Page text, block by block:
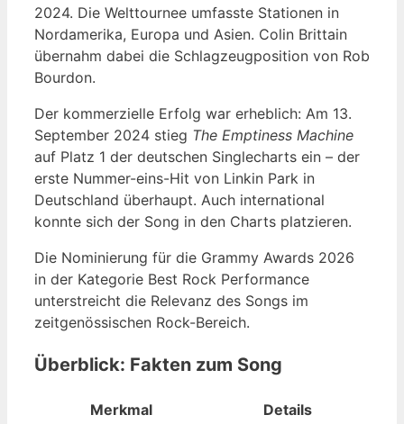
2024. Die Welttournee umfasste Stationen in
Nordamerika, Europa und Asien. Colin Brittain
übernahm dabei die Schlagzeugposition von Rob
Bourdon.
Der kommerzielle Erfolg war erheblich: Am 13.
September 2024 stieg The Emptiness Machine
auf Platz 1 der deutschen Singlecharts ein – der
erste Nummer-eins-Hit von Linkin Park in
Deutschland überhaupt. Auch international
konnte sich der Song in den Charts platzieren.
Die Nominierung für die Grammy Awards 2026
in der Kategorie Best Rock Performance
unterstreicht die Relevanz des Songs im
zeitgenössischen Rock-Bereich.
Überblick: Fakten zum Song
Merkmal
Details